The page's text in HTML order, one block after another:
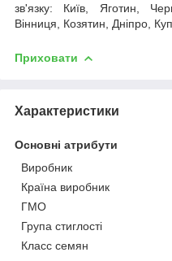
зв'язку: Київ, Яготин,
Вінниця, Козятин, Дніпро,
Приховати
Характеристики
Основні атрибути
Виробник
Країна виробник
ГМО
Група стиглості
Класс семян